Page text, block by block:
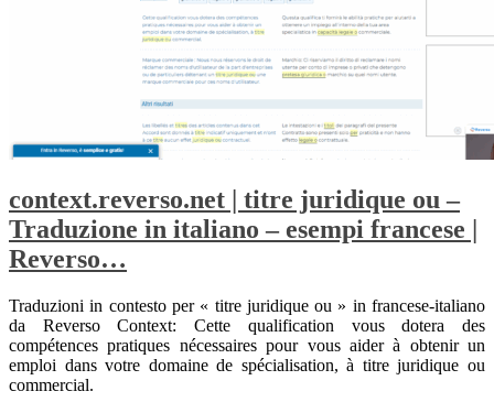
context.reverso.net | titre juridique ou –
Traduzione in italiano – esempi francese |
Reverso…
Traduzioni in contesto per « titre juridique ou » in francese-italiano
da Reverso Context: Cette qualification vous dotera des
compétences pratiques nécessaires pour vous aider à obtenir un
emploi dans votre domaine de spécialisation, à titre juridique ou
commercial.